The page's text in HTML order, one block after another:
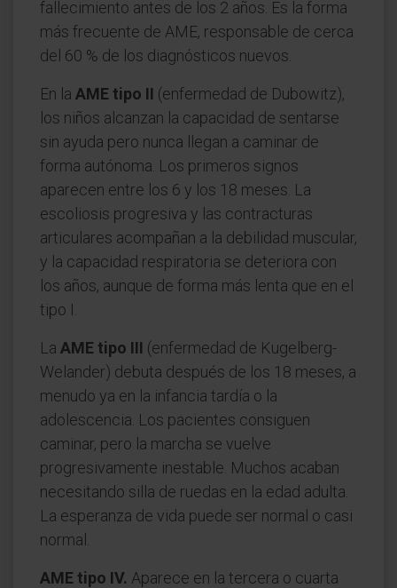
fallecimiento antes de los 2 años. Es la forma
más frecuente de AME, responsable de cerca
del 60 % de los diagnósticos nuevos.
En la AME tipo II (enfermedad de Dubowitz),
los niños alcanzan la capacidad de sentarse
sin ayuda pero nunca llegan a caminar de
forma autónoma. Los primeros signos
aparecen entre los 6 y los 18 meses. La
escoliosis progresiva y las contracturas
articulares acompañan a la debilidad muscular,
y la capacidad respiratoria se deteriora con
los años, aunque de forma más lenta que en el
tipo I.
La AME tipo III (enfermedad de Kugelberg-
Welander) debuta después de los 18 meses, a
menudo ya en la infancia tardía o la
adolescencia. Los pacientes consiguen
caminar, pero la marcha se vuelve
progresivamente inestable. Muchos acaban
necesitando silla de ruedas en la edad adulta.
La esperanza de vida puede ser normal o casi
normal.
AME tipo IV. Aparece en la tercera o cuarta